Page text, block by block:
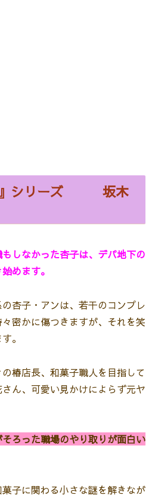
』シリーズ 坂木
しなかった杏子は、デパ地下の
めます。
杏子・アンは、若干のコンプレ
密かに傷つきますが、それを笑
。
椿店長、和菓子職人を目指して
ん、可愛い見かけによらず元ヤ
ろった職場のやり取りが面白い
子に関わる小さな謎を解きなが